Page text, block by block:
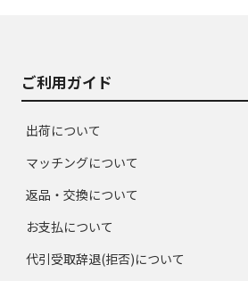
ご利用ガイド
出荷について
マッチングについて
返品・交換について
お支払について
代引受取辞退(拒否)について